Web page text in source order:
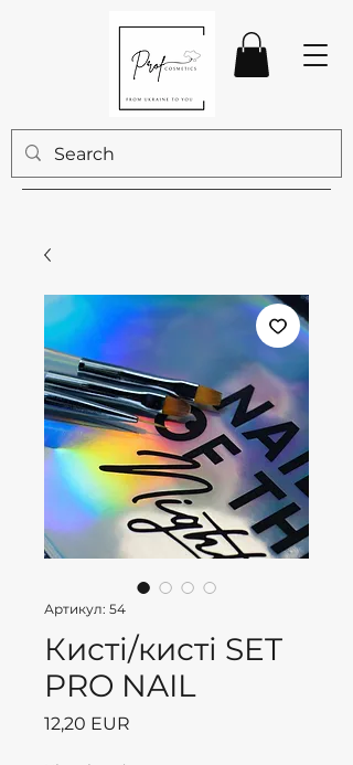
Артикул: 54
Кисті/кисті SET
PRO NAIL
12,20 EUR